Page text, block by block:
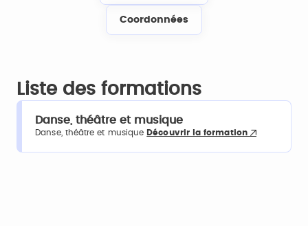
Coordonnées
Liste des formations
Danse, théâtre et musique
Danse, théâtre et musique Découvrir la formation